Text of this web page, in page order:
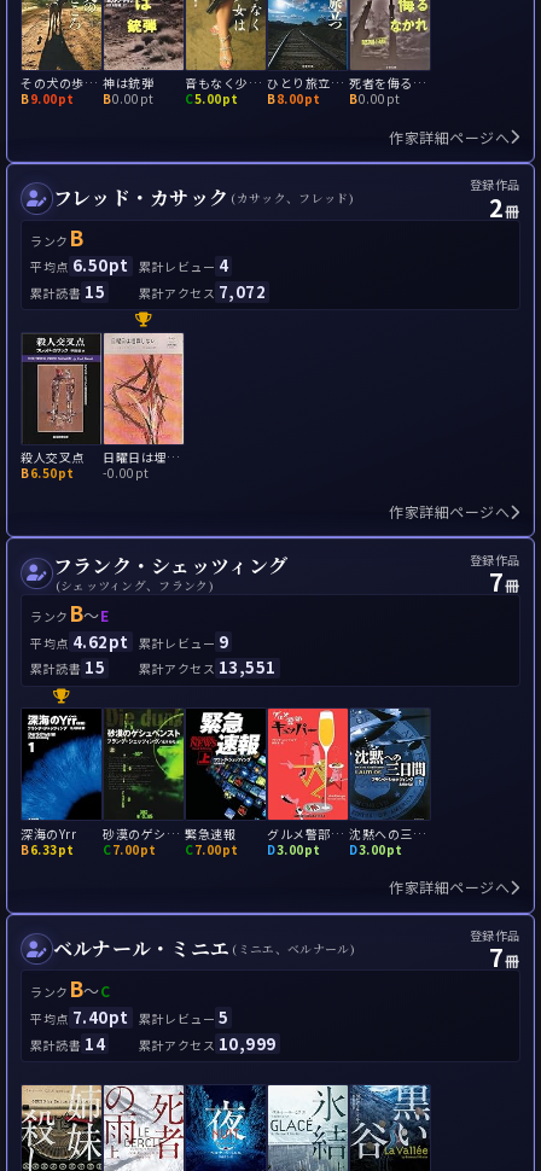
その犬の歩むところ
B9.00pt
神は銃弾
B0.00pt
音もなく少女は
C5.00pt
ひとり旅立つ少年よ
B8.00pt
死者を侮るなかれ
B0.00pt
作家詳細ページへ
フレッド・カサック (カサック、フレッド)
登録作品
2冊
ランク B
平均点 6.50pt 累計レビュー 4
累計読書 15 累計アクセス 7,072
殺人交叉点
B6.50pt
日曜日は埋葬しない
-0.00pt
作家詳細ページへ
フランク・シェッツィング
(シェッツィング、フランク)
登録作品
7冊
ランク B～E
平均点 4.62pt 累計レビュー 9
累計読書 15 累計アクセス 13,551
深海のYrr
B6.33pt
砂漠のゲシュペンスト
C7.00pt
緊急速報
C7.00pt
グルメ警部キュッパー
D3.00pt
沈黙への三日間
D3.00pt
作家詳細ページへ
ベルナール・ミニエ (ミニエ、ベルナール)
登録作品
7冊
ランク B～C
平均点 7.40pt 累計レビュー 5
累計読書 14 累計アクセス 10,999